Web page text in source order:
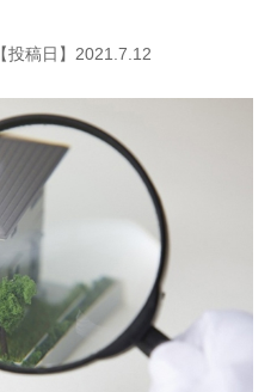
【投稿日】2021.7.12